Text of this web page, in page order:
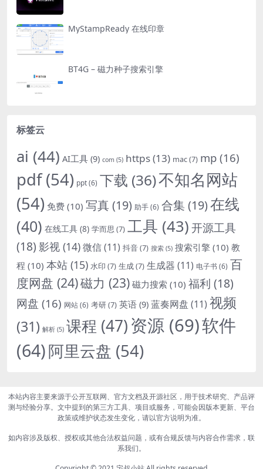
MyStampReady 在线印章
BT4G – 磁力种子搜索引擎
标签云
ai (44) AI工具 (9) com (5) https(13) mac(7) mp (16)
pdf(54) ppt(6) 下载 (36)不知名网站
(54) 免费 (10) 写真 (19) 助手(6) 合集 (19)在线
(40) 在线工具 (8) 学而思 (7) 工具 (43)开源工具
(18) 影视 (14)微信(11) 抖音(7) 搜索 (5) 搜索引擎 (10) 教
程 (10) 本站 (15) 水印 (7) 生成(7) 生成器 (11) 电子书(6) 百
度网盘 (24)磁力 (23) 磁力搜索 (10) 福利 (18)
网盘 (16) 网站(6) 考研(7) 英语 (9) 蓝奏网盘 (11) 视频
(31) 解析 (5) 课程 (47)资源 (69)软件
(64)阿里云盘 (54)
本站内容主要来源于公开互联网、官方文档及开源社区，用于技术研究、产品评
测与经验分享。文中提到的第三方工具、项目或服务，可能会因版本更新、平台
政策或维护状态发生变化，请以官方说明为准。
如内容涉及版权、授权或其他合法权益问题，或有合规反馈与内容合作需求，联
系我们。